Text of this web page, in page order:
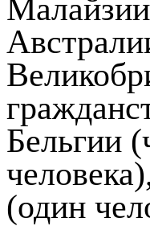
Бельгии
(один